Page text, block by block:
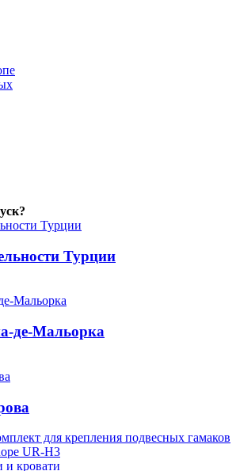
Турции
де-Мальорка
для крепления подвесных гамаков
UR-H3
и кровати